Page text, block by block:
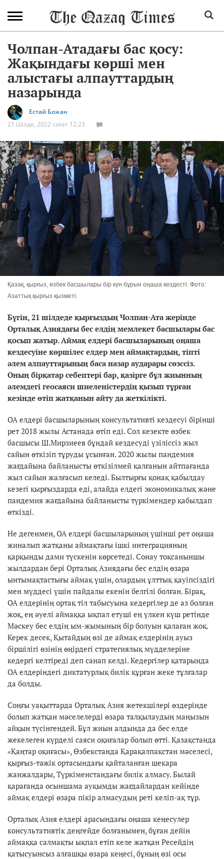
Чолпан-Атадағы бас қосу:
Жақындағы көрші мен
алыстағы алпауттардың
назарында
Естай Божан
21 Шілде, 2022 сағат 12:23
Қазақ, қырғыз, өзбек басшылары бір күн бұрын оңаша кездесті. Фото:
Азаттық қырғыз қызметі.
Бүгін, 21 шілдеде қырғыздың Чолпан-Ата жерінде
Орталық Азиядағы бес елдің мемлекет басшылары бас
қосып жатыр. Аймақ елдері басшыларының оңаша
кездесуіне көршілес елдер мен аймақтардың, тіпті
әлем алпауттарының баса назар аударары сөзссіз.
Оның бірқатар себептері бар, қазірге бұл жиынның
әлемдегі геосаяси шиеленістердің қызып тұрған
кезінде өтіп жатқанын айту да жеткілікті.
ОА елдері басшыларының консультативті кездесуі бірінші
рет 2018 жылы Астанада өтіп еді. Сол кезекте өзбек
басшысы Ш.Мирзиеев бұндай кездесуді үзіліссіз жыл
сайын өткізіп тұруды ұсынған. 2020 жылы пандемия
жағдайына байланысты өткізілмей қалғанын айтпағанда
жыл сайын жалғасып келеді. Былтырғы қонақ қабылдау
кезегі қырғыздарда еді, алайда елдегі экономикалық және
пандемия жағдайына байланысты түркімендер қабылдап
өткізді.
Не дегенмен, ОА елдері басшыларының үшінші рет оңаша
жиналып жатқаны аймақтағы ішкі интеграцияның
қарқынды дами түскенін көрсетеді. Сонау тоқсаныншы
жылдардан бері Орталық Азиядағы бес елдің өзара
ынтымақтастығы аймақ үшін, олардың ұлттық қауіпсіздігі
мен мүддесі үшін пайдалы екенін белгілі болған. Бірақ,
ОА елдерінің ортақ тіл табысуына кедергілер де аз болған
жоқ, ең әуелі аймаққа ықпал етуші ең үлкен күш ретінде
Мәскеу бес елдің ым-жымының бір болуын қалаған жоқ.
Керек десек, Қытайдың өзі де аймақ елдерінің ауыз
біршілігі өзінің өңірдегі стратегиялық мүдделеріне
кедергі келтіреді деп санап келді. Кедергілер қатарында
ОА елдеріндегі диктатурлық билік құрған жеке тұлғалар
да болды.
Соңғы уақыттарда Орталық Азия жетекшілері өздерінде
болып жатқан мәселелерді өзара талқылаудың маңызын
айқын түсінгендей. Бұл жиын алдында да бес елде
жекелеген күрделі саяси оқиғалар болып өтті. Қазақстанда
«Қаңтар оқиғасы», Өзбекстанда Қарақалпақстан мәселесі,
қырғыз-тәжік ортасындағы қайталанған шекара
жанжалдары, Түркіменстандағы билік алмасу. Былай
қарағанда осыншама ауқымды жағдайлардан кейінде
аймақ елдері өзара пікір алмасудың реті келіп-ақ тұр.
Орталық Азия елдері арасындағы оңаша кеңесулер
консультативтік деңгейде болғанымен, бұған дейін
аймаққа салмақты ықпал етіп келе жатқан Ресейдің
қатысуынсыз алғашқы өзара кеңесі, бұның өзі осы